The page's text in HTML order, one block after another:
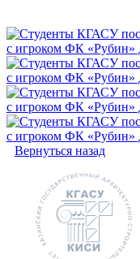
Вернуться назад